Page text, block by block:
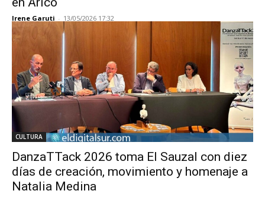
Irene Garuti - 13/05/2026 17:32
CULTURA
DanzaTTack 2026 toma El Sauzal con diez
días de creación, movimiento y homenaje a
Natalia Medina